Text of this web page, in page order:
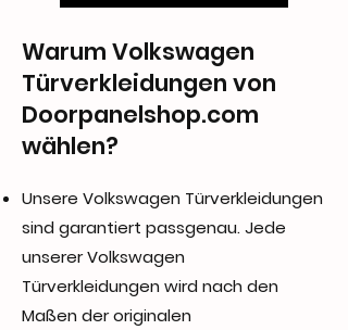
Warum Volkswagen
Türverkleidungen von
Doorpanelshop.com
wählen?
Unsere Volkswagen Türverkleidungen
sind garantiert passgenau. Jede
unserer Volkswagen
Türverkleidungen wird nach den
Maßen der originalen